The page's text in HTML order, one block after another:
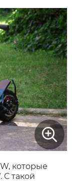
которые
С такой